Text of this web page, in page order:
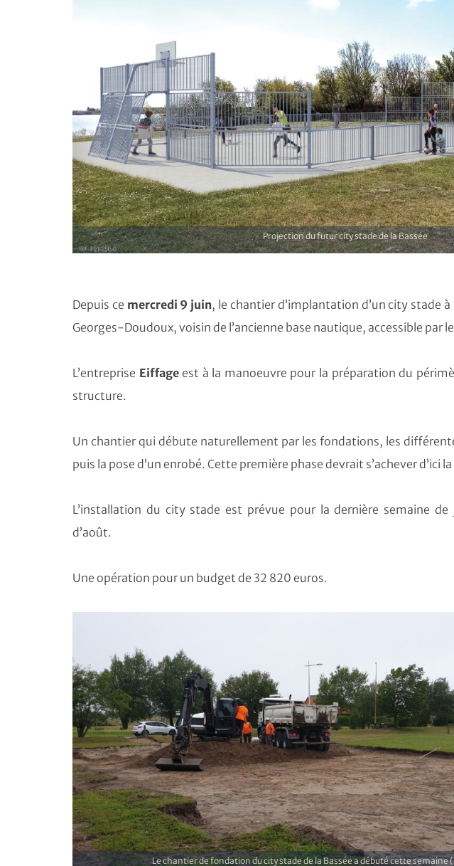
Projection du futur city stade de la Bassée
Depuis ce mercredi 9 juin, le chantier d’implantation d’un city stade à
Georges-Doudoux, voisin de l’ancienne base nautique, accessible par
L’entreprise Eiffageest à la manoeuvre pour la préparation du
structure.
Un chantier qui débute naturellement par les fondations, les
puis la pose d’un enrobé. Cette première phase devrait s’achever d’ici
L’installation du city stade est prévue pour la dernière semaine
d’août.
Une opération pour un budget de 32 820 euros.
Le chantier de fondation du city stade de la Bassée a débuté cette semaine